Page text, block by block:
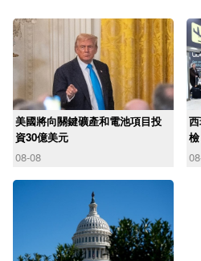
美國將向關鍵礦產和電池項目投
資30億美元
08-08